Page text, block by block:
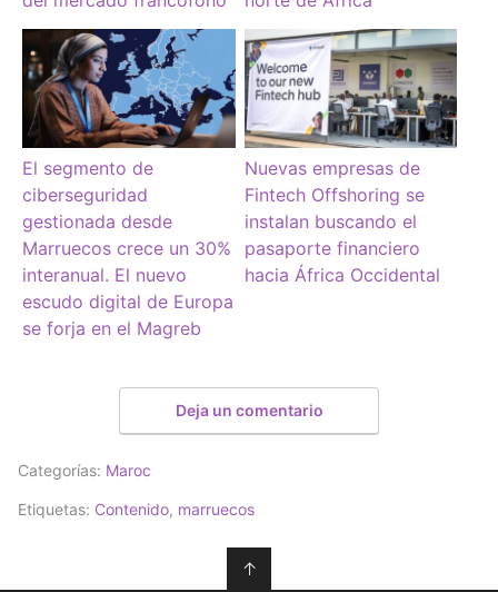
El segmento de
ciberseguridad
gestionada desde
Marruecos crece un 30%
interanual. El nuevo
escudo digital de Europa
se forja en el Magreb
Nuevas empresas de
Fintech Offshoring se
instalan buscando el
pasaporte financiero
hacia África Occidental
Deja un comentario
Categorías: Maroc
Etiquetas: Contenido, marruecos
↑